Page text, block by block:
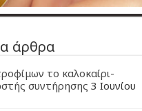
άρθρα
το καλοκαίρι-
συντήρησης 3 Ιουνίου